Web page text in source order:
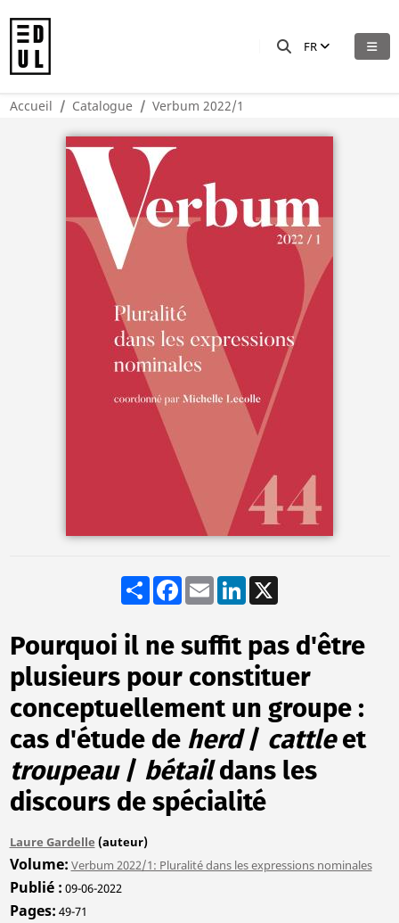
FR
Accueil Catalogue Verbum 2022/1
Share Facebook
Email LinkedIn
Pourquoi il ne suffit pas d'être
plusieurs pour constituer
conceptuellement un groupe :
cas d'étude de herd/ cattleet
troupeau/ bétaildans les
discours de spécialité
Laure Gardelle (auteur)
Volume Verbum 2022/1: Pluralité dans les expressions nominales
Publié 09-06-2022
Pages 49-71